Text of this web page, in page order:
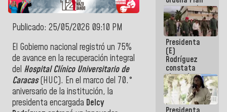
Publicado: 25/05/2026 09:10 PM
El Gobierno nacional registró un 75%
de avance en la recuperación integral
del Hospital Clínico Universitario de
Caracas(HUC). En el marco del 70.°
aniversario de la institución, la
presidenta encargada Delcy
maestro de
desarrollo
logístico y
turístico
para La
Guaira
Presidenta
(E)
Rodríguez
constata
obras de
rehabilitación
de Escuela
Militar de